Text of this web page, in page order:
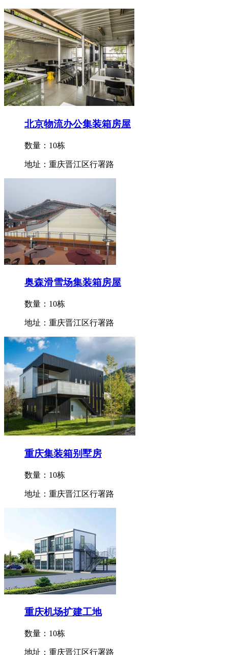
北京物流办公集装箱房屋
数量：10栋
地址：重庆晋江区行署路
奥森滑雪场集装箱房屋
数量：10栋
地址：重庆晋江区行署路
重庆集装箱别墅房
数量：10栋
地址：重庆晋江区行署路
重庆机场扩建工地
数量：10栋
地址：重庆晋江区行署路